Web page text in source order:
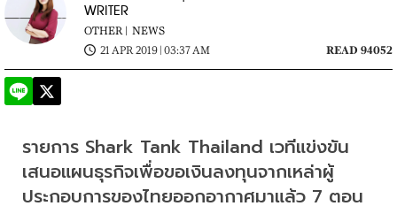
WRITER
OTHER | NEWS
21 APR 2019 | 03:37 AM
READ 94052
รายการ Shark Tank Thailand เวทีแข่งขัน
เสนอแผนธุรกิจเพื่อขอเงินลงทุนจากเหล่าผู้